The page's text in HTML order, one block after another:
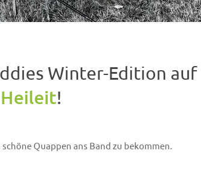
Winter-Edition auf
Heileit!
Quappen ans Band zu bekommen.